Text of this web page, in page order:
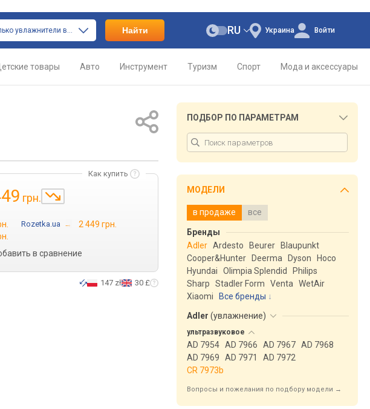
только увлажнители воздуха Найти Украина
RU Войти
товары Авто Инструмент Туризм Спорт Мода и аксессуары
Как купить
грн.
Rozetka.ua → 2 449 грн.
в сравнение
147 zł 30 £
ПОДБОР ПО ПАРАМЕТРАМ
МОДЕЛИ
в продаже все
Бренды
Adler Ardesto Beurer
Blaupunkt
Cooper&Hunter
Deerma Dyson
Hoco
Hyundai
Olimpia Splendid
Philips
Sharp
Stadler Form Venta
WetAir
Xiaomi
Все бренды
Adler (увлажнение)
ультразвуковое
AD 7954 AD 7966 AD 7967 AD 7968
AD 7969
AD 7971
AD 7972
CR 7973b
Вопросы и пожелания по подбору модели →